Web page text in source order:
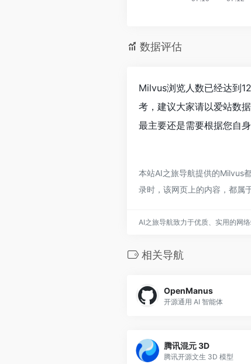
数据评估
Milvus浏览人数已经达到
考，建议大家请以爱站数
最主要还是需要根据您自
本站AI之旅导航提供的Milvus
录时，该网页上的内容，都属
AI之旅导航致力于优质、实用的网
相关导航
OpenManus
开源通用 AI 智能体
腾讯混元 3D
腾讯开源文生 3D 模型